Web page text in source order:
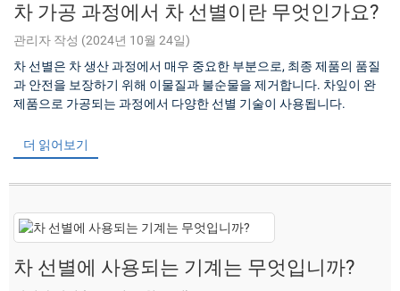
차 가공 과정에서 차 선별이란 무엇인가요?
관리자 작성 (2024년 10월 24일)
차 선별은 차 생산 과정에서 매우 중요한 부분으로, 최종 제품의 품질
과 안전을 보장하기 위해 이물질과 불순물을 제거합니다. 차잎이 완
제품으로 가공되는 과정에서 다양한 선별 기술이 사용됩니다.
더 읽어보기
차 선별에 사용되는 기계는 무엇입니까?